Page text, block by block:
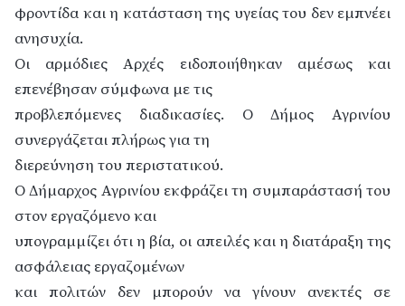
φροντίδα και η κατάσταση της υγείας του δεν εμπνέει
ανησυχία.
Οι αρμόδιες Αρχές ειδοποιήθηκαν αμέσως και
επενέβησαν σύμφωνα με τις
προβλεπόμενες διαδικασίες. Ο Δήμος Αγρινίου
συνεργάζεται πλήρως για τη
διερεύνηση του περιστατικού.
Ο Δήμαρχος Αγρινίου εκφράζει τη συμπαράστασή του
στον εργαζόμενο και
υπογραμμίζει ότι η βία, οι απειλές και η διατάραξη της
ασφάλειας εργαζομένων
και πολιτών δεν μπορούν να γίνουν ανεκτές σε